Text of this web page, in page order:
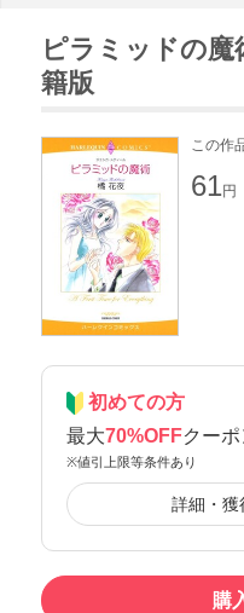
ピラミッドの魔
籍版
この作
61円
初めての方
最大70%OFFクーポ
※値引上限等条件あり
詳細・獲
購